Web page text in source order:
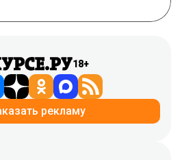
18+
рекламу